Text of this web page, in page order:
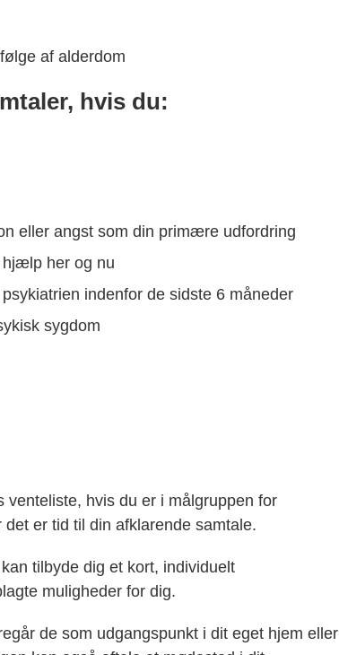
af alderdom
hvis du:
eller angst som din primære udfordring
hjælp her og nu
indenfor de sidste 6 måneder
sygdom
hvis du er i målgruppen for
er tid til din afklarende samtale.
tilbyde dig et kort, individuelt
muligheder for dig.
de som udgangspunkt i dit eget hjem eller